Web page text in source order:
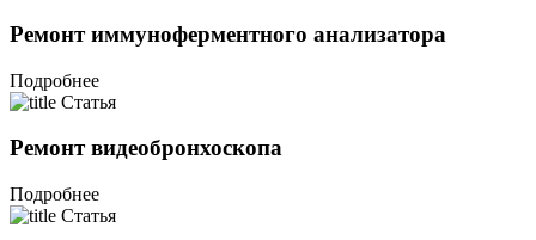
Ремонт иммуноферментного анализатора
Подробнее
Статья
Ремонт видеобронхоскопа
Подробнее
Статья